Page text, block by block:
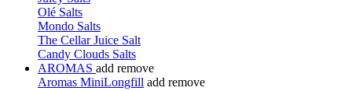
Olé Salts
Mondo Salts
The Cellar Juice Salt
Candy Clouds Salts
AROMAS add remove
Aromas MiniLongfill add remove